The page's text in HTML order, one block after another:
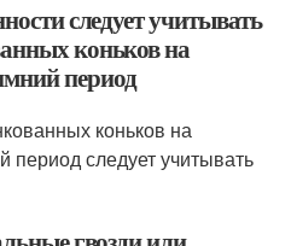
следует учитывать
коньков на
период
коньков на
следует учитывать